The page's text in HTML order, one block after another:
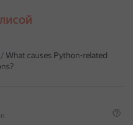
/ What causes Python-related